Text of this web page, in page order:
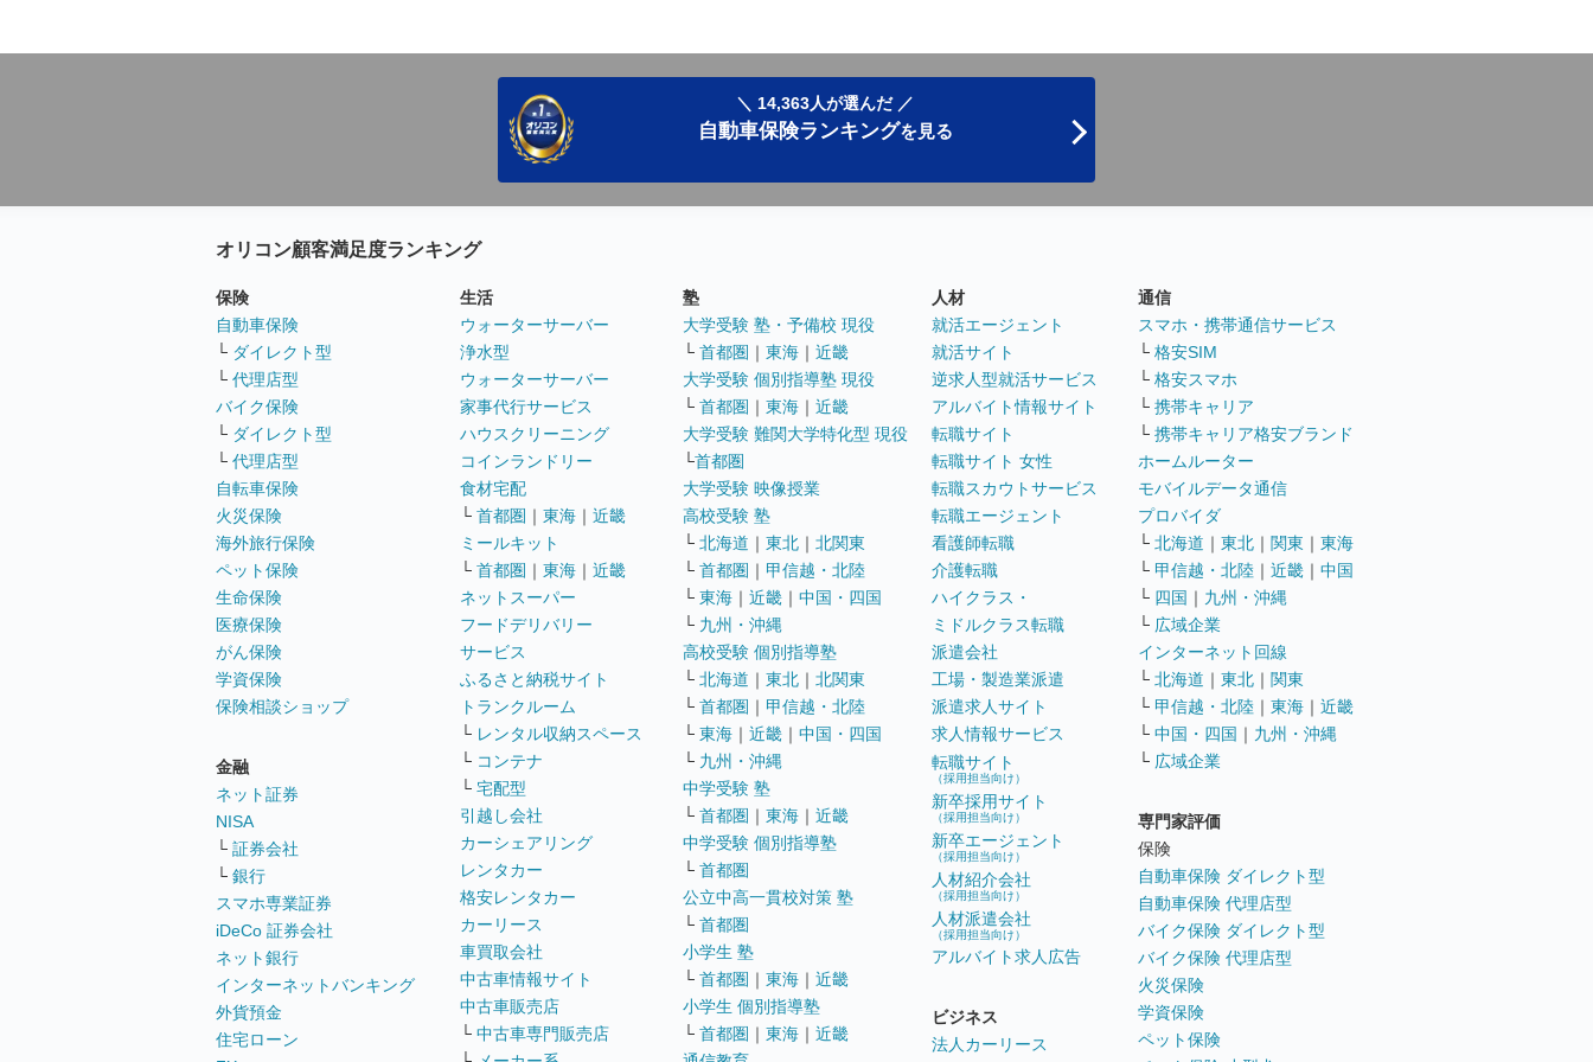
＼ 14,363人が選んだ ／
自動車保険ランキングを見る
オリコン顧客満足度ランキング
保険
自動車保険
└ ダイレクト型
└ 代理店型
バイク保険
└ ダイレクト型
└ 代理店型
自転車保険
火災保険
海外旅行保険
ペット保険
生命保険
医療保険
がん保険
学資保険
保険相談ショップ
金融
ネット証券
NISA
└ 証券会社
└ 銀行
スマホ専業証券
iDeCo 証券会社
ネット銀行
インターネットバンキング
外貨預金
住宅ローン
生活
ウォーターサーバー
浄水型
ウォーターサーバー
家事代行サービス
ハウスクリーニング
コインランドリー
食材宅配
└ 首都圏 ｜ 東海 ｜ 近畿
ミールキット
└ 首都圏 ｜ 東海 ｜ 近畿
ネットスーパー
フードデリバリー
サービス
ふるさと納税サイト
トランクルーム
└ レンタル収納スペース
└ コンテナ
└ 宅配型
引越し会社
カーシェアリング
レンタカー
格安レンタカー
カーリース
車買取会社
中古車情報サイト
中古車販売店
└ 中古車専門販売店
塾
大学受験 塾・予備校 現役
└ 首都圏 ｜ 東海 ｜ 近畿
大学受験 個別指導塾 現役
└ 首都圏 ｜ 東海 ｜ 近畿
大学受験 難関大学特化型 現役
└首都圏
大学受験 映像授業
高校受験 塾
└ 北海道 ｜ 東北 ｜ 北関東
└ 首都圏 ｜ 甲信越・北陸
└ 東海 ｜ 近畿 ｜ 中国・四国
└ 九州・沖縄
高校受験 個別指導塾
└ 北海道 ｜ 東北 ｜ 北関東
└ 首都圏 ｜ 甲信越・北陸
└ 東海 ｜ 近畿 ｜ 中国・四国
└ 九州・沖縄
中学受験 塾
└ 首都圏 ｜ 東海 ｜ 近畿
中学受験 個別指導塾
└ 首都圏
公立中高一貫校対策 塾
└ 首都圏
小学生 塾
└ 首都圏 ｜ 東海 ｜ 近畿
小学生 個別指導塾
└ 首都圏 ｜ 東海 ｜ 近畿
人材
就活エージェント
就活サイト
逆求人型就活サービス
アルバイト情報サイト
転職サイト
転職サイト 女性
転職スカウトサービス
転職エージェント
看護師転職
介護転職
ハイクラス・
ミドルクラス転職
派遣会社
工場・製造業派遣
派遣求人サイト
求人情報サービス
転職サイト
（採用担当向け）
新卒採用サイト
（採用担当向け）
新卒エージェント
（採用担当向け）
人材紹介会社
（採用担当向け）
人材派遣会社
（採用担当向け）
アルバイト求人広告
ビジネス
法人カーリース
通信
スマホ・携帯通信サービス
└ 格安SIM
└ 格安スマホ
└ 携帯キャリア
└ 携帯キャリア格安ブランド
ホームルーター
モバイルデータ通信
プロバイダ
└ 北海道 ｜ 東北 ｜ 関東 ｜ 東海
└ 甲信越・北陸 ｜ 近畿 ｜ 中国
└ 四国 ｜ 九州・沖縄
└ 広域企業
インターネット回線
└ 北海道 ｜ 東北 ｜ 関東
└ 甲信越・北陸 ｜ 東海 ｜ 近畿
└ 中国・四国 ｜ 九州・沖縄
└ 広域企業
専門家評価
保険
自動車保険 ダイレクト型
自動車保険 代理店型
バイク保険 ダイレクト型
バイク保険 代理店型
火災保険
学資保険
ペット保険